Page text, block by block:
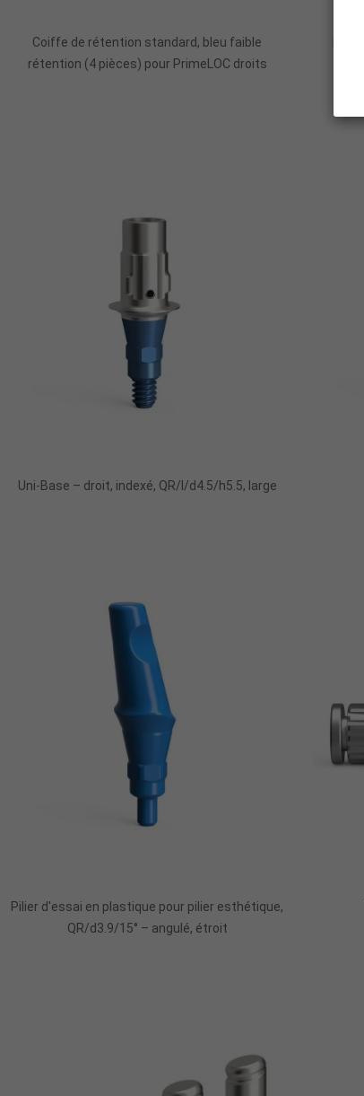
Coiffe de rétention standard, bleu faible
rétention (4 pièces) pour PrimeLOC droits
Uni-Base – droit, indexé, QR/I/d4.5/h5.5, large
Pilier d'essai en plastique pour pilier esthétique,
QR/d3.9/15° – angulé, étroit